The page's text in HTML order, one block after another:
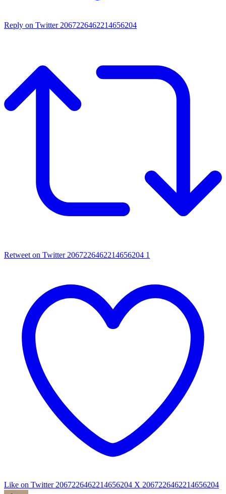
Reply on Twitter 2067226462214656204
Retweet on Twitter 2067226462214656204 1
Like on Twitter 2067226462214656204 X 2067226462214656204